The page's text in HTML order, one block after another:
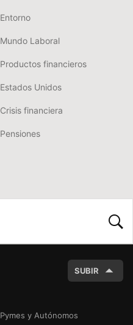
Entorno
Mundo Laboral
Productos financieros
Estados Unidos
Crisis financiera
Pensiones
SUBIR
Pymes y Autónomos